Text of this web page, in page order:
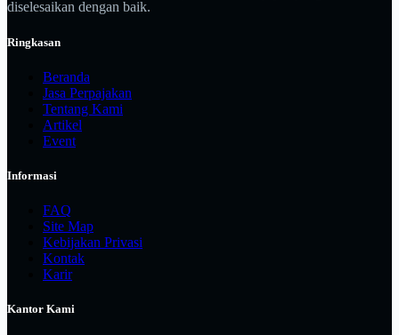
diselesaikan dengan baik.
Ringkasan
Beranda
Jasa Perpajakan
Tentang Kami
Artikel
Event
Informasi
FAQ
Site Map
Kebijakan Privasi
Kontak
Karir
Kantor Kami